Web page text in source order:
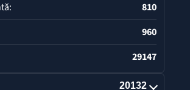
810
960
29147
20132